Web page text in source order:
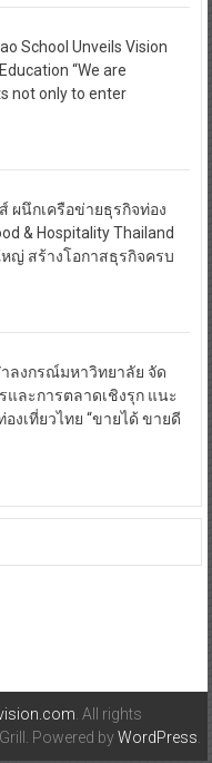
School Unveils Vision
“We are
not only to enter
ผนึกเครือข่ายธุรกิจท่อง
& Hospitality Thailand
หญ่ สร้างโอกาสธุรกิจครบ
ลงกรณ์มหาวิทยาลัย จัด
และการตลาดเชิงรุก แนะ
งเที่ยวไทย “ขายได้ ขายดี
. All rights
Powered byWordPress